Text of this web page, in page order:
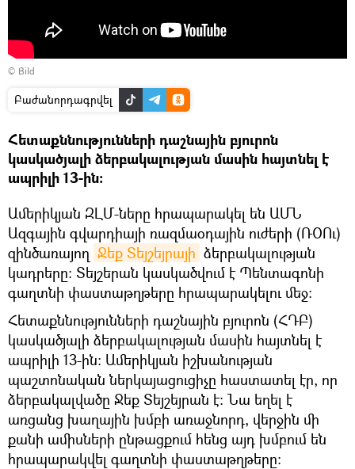
© Bild
Բաժանորդագրվել
Հետաքննությունների դաշնային բյուրոն
կասկածյալի ձերբակալության մասին հայտնել է
ապրիլի 13-ին:
Ամերիկյան ԶԼՄ-ները հրապարակել են ԱՄՆ
Ազգային գվարդիայի ռազմաօդային ուժերի (ՌՕՈւ)
զինծառայող Ջեք Տեյշեյրայի ձերբակալության
կադրերը։ Տեյշերան կասկածվում է Պենտագոնի
գաղտնի փաստաթղթերը հրապարակելու մեջ։
Հետաքննությունների դաշնային բյուրոն (ՀԴԲ)
կասկածյալի ձերբակալության մասին հայտնել է
ապրիլի 13-ին: Ամերիկյան իշխանության
պաշտոնական ներկայացուցիչը հաստատել էր, որ
ձերբակալվածը Ջեք Տեյշեյրան է: Նա եղել է
առցանց խաղային խմբի առաջնորդ, վերջին մի
քանի ամիսների ընթացքում հենց այդ խմբում են
հրապարակվել գաղտնի փաստաթղթերը։